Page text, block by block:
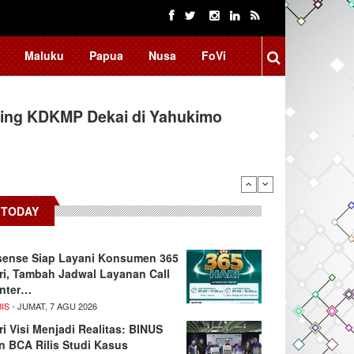
Maluku Papua Nusa FoVi
KDKMP Dekai di Yahukimo
TODAY
Siap Layani Konsumen 365
Tambah Jadwal Layanan Call
- JUMAT, 7 AGU 2026
Visi Menjadi Realitas: BINUS
BCA Rilis Studi Kasus